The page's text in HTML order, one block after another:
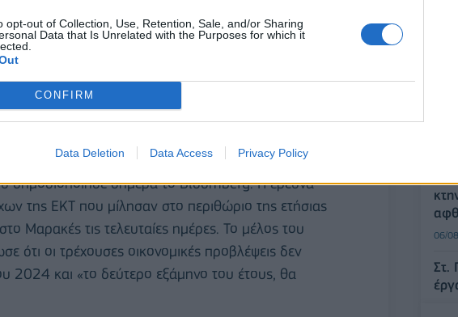
opt-out of Collection, Use, Retention, Sale, and/or Sharing
Data that Is Unrelated with the Purposes for which it
CONFIRM
Data Deletion Data Access Privacy Policy
έχει αναβαθμίσει τη χώρα στην επενδυτική
αρνητικά και σήμερα από το διεθνή περίγυρο,
των επιτοκίων σε υψηλά επίπεδα μέχρι το
δημοσιοποίησε σήμερα το Bloomberg. Η έρευνα
της ΕΚΤ που μίλησαν στο περιθώριο της ετήσιας
Μαρακές τις τελευταίες ημέρες. Το μέλος του
ότι οι τρέχουσες οικονομικές προβλέψεις δεν
2024 και «το δεύτερο εξάμηνο του έτους, θα
Οι
06/
06/
06/
Στ.